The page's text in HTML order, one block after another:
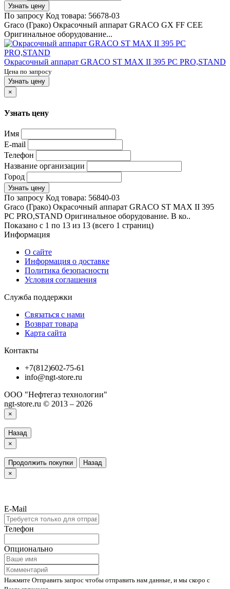
Узнать цену
По запросу Код товара: 56678-03
Graco (Грако) Окрасочный аппарат GRACO GX FF CEE
Оригинальное оборудование...
Окрасочный аппарат GRACO ST MAX II 395 PC PRO,STAND
Цена по запросу
Узнать цену
×
Узнать цену
Имя
E-mail
Телефон
Название организации
Город
Узнать цену
По запросу Код товара: 56840-03
Graco (Грако) Окрасочный аппарат GRACO ST MAX II 395
PC PRO,STAND Оригинальное оборудование. В ко..
Показано с 1 по 13 из 13 (всего 1 страниц)
Информация
О сайте
Информация о доставке
Политика безопасности
Условия соглашения
Служба поддержки
Связаться с нами
Возврат товара
Карта сайта
Контакты
+7(812)602-75-61
info@ngt-store.ru
ООО "Нефтегаз технологии"
ngt-store.ru © 2013 – 2026
×
Назад
×
Продолжить покупки
Назад
×
E-Mail
Телефон
Опционально
Нажмите Отправить запрос чтобы отправить нам данные, и мы скоро с